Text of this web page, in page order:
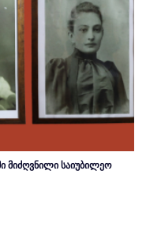
მიძღვნილი საიუბილეო